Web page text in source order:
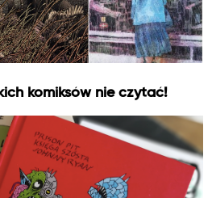
komiksów nie czytać!